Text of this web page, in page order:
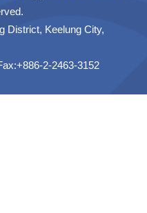
District, Keelung City,
2-2463-3152